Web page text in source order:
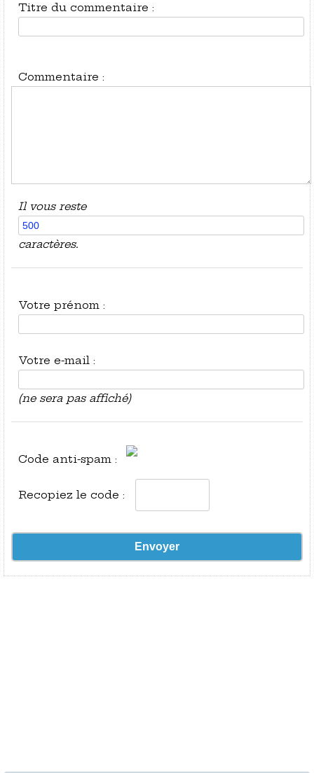
Titre du commentaire :
Commentaire :
Il vous reste
caractères.
Votre prénom :
Votre e-mail :
(ne sera pas affiché)
Code anti-spam :
Recopiez le code :